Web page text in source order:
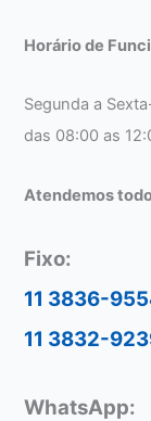
Horário de
Segunda a
das 08:00 as
Atendemos
Fixo:
11 3836-
11 3832-
WhatsApp: